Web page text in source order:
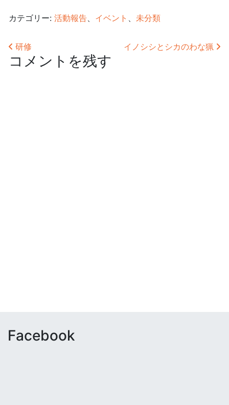
カテゴリー: 活動報告、 イベント 、 未分類
投稿ナビゲーション
研修 イノシシとシカのわな猟
コメントを残す
Facebook